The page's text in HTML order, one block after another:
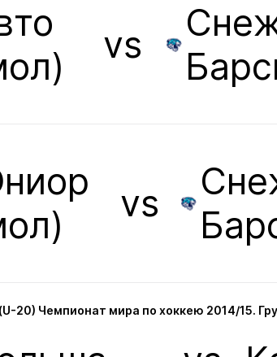
vs
vs
20) Чемпионат мира по хоккею 2014/15.